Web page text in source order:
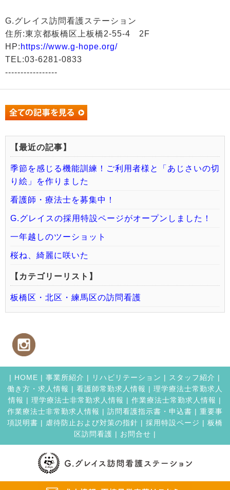
G.グレイス訪問看護ステーション
住所:東京都板橋区上板橋2-55-4 2F
HP: https://www.g-hope.org/
TEL:03-6281-0833
-----------------
【最近の記事】
季節を感じる機能訓練！ご利用者様と「あじさいの切
り絵」を作りました
看護師・療法士を募集中！
G.グレイスの採用特設ページがオープンしました！
一年越しのツーショット
桜ね、綺麗に咲いた
【カテゴリーリスト】
板橋区・北区・練馬区の訪問看護
| HOME | 事業所紹介 | リハビリテーション | スタッフ紹介 |
働き方・求人情報 | 看護師常勤求人情報 | 理学療法士常勤求人
情報 | 理学療法士非常勤求人情報 | 作業療法士常勤求人情報 |
作業療法士非常勤求人情報 | 訪問看護指示書・申込書 | 重要事
項説明書 | 虐待防止および対策の指針 | 採用特設ページ | 板橋
区訪問看護 | お問合せ |